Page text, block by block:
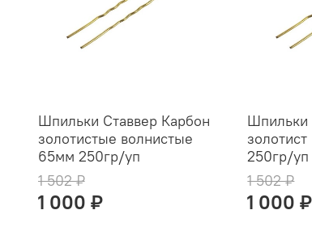
Шпильки Ставвер Карбон
золотистые волнистые
65мм 250гр/уп
1 502 ₽
1 000 ₽
Шпильки
250гр/уп
1 502 ₽
1 000 ₽